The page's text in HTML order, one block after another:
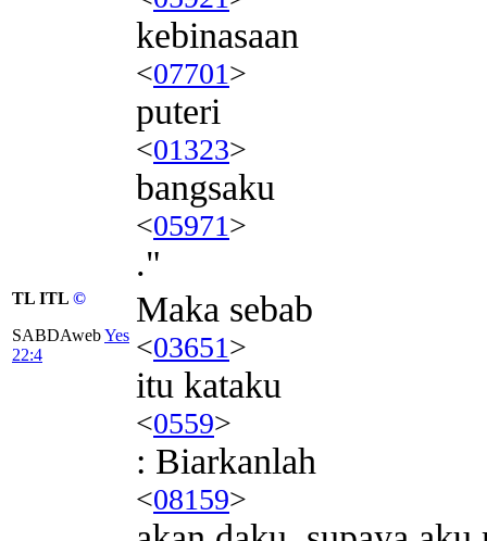
kebinasaan
<07701>
puteri
<01323>
bangsaku
<05971>
."
TL ITL ©
SABDAwebYes
22:4
Maka sebab
<03651>
itu kataku
<0559>
: Biarkanlah
<08159>